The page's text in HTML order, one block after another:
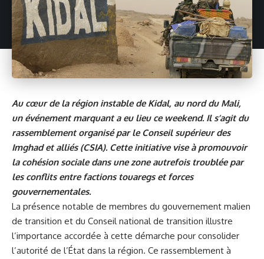
Au cœur de la région instable de Kidal, au nord du Mali,
un événement marquant a eu lieu ce weekend. Il s’agit du
rassemblement organisé par le Conseil supérieur des
Imghad et alliés (CSIA). Cette initiative vise à promouvoir
la cohésion sociale dans une zone autrefois troublée par
les conflits entre factions touaregs et forces
gouvernementales.
La présence notable de membres du gouvernement malien
de transition et du Conseil national de transition illustre
l’importance accordée à cette démarche pour consolider
l’autorité de l’État dans la région. Ce rassemblement à